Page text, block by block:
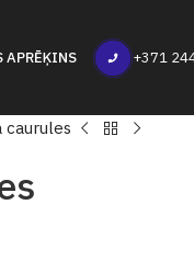
+371
caurules